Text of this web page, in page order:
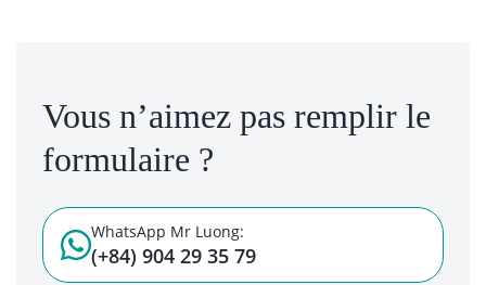
Vous n’aimez pas remplir le
formulaire ?
WhatsApp Mr Luong:
(+84) 904 29 35 79